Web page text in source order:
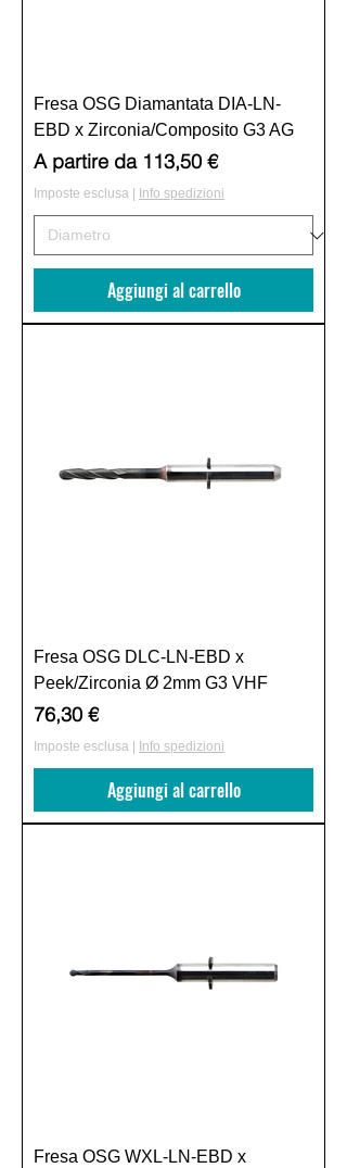
Fresa OSG Diamantata DIA-LN-
EBD x Zirconia/Composito G3 AG
A partire da 113,50 €
Prezzo scontato
Imposte esclusa Info spedizioni
Aggiungi al carrello
Fresa OSG DLC-LN-EBD x
Peek/Zirconia Ø 2mm G3 VHF
Prezzo
76,30 €
Imposte esclusa Info spedizioni
Aggiungi al carrello
Fresa OSG WXL-LN-EBD x